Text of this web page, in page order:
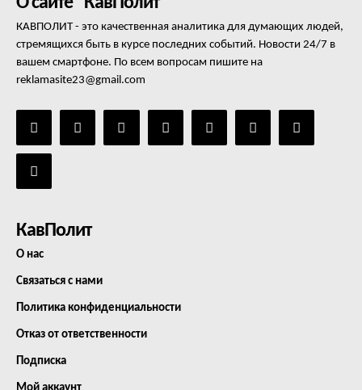
КАВПОЛИТ - это качественная аналитика для думающих людей,
стремящихся быть в курсе последних событий. Новости 24/7 в
вашем смартфоне. По всем вопросам пишите на
reklamasite23@gmail.com
КавПолит
О нас
Связаться с нами
Политика конфиденциальности
Отказ от ответственности
Подписка